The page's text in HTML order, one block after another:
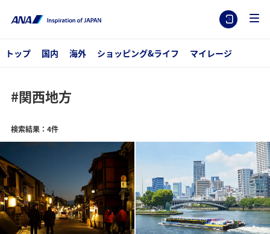
トップ 国内 海外 ショッピング&ライフ マイレージ
#関西地方
検索結果：4件